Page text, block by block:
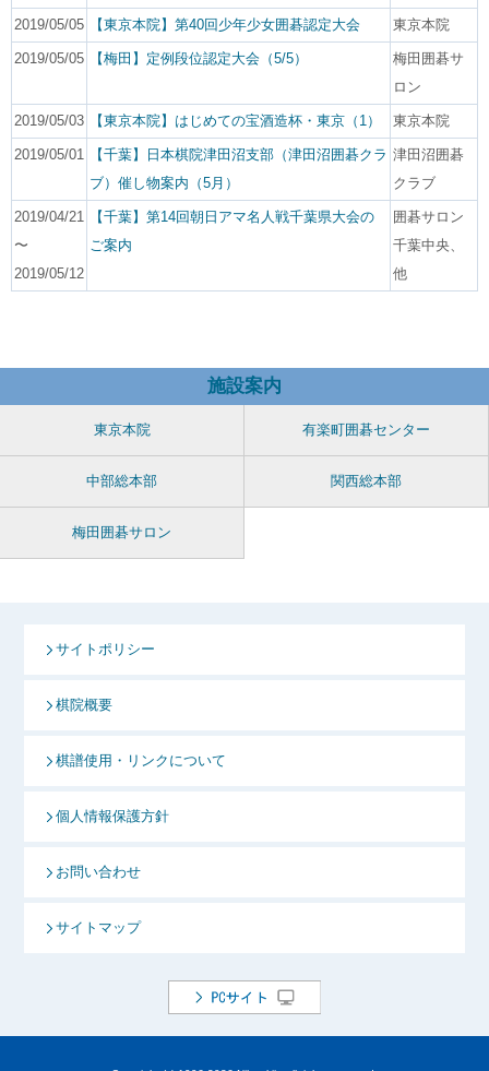
2019/05/05 【東京本院】第40回少年少女囲碁認定大会 東京本院
2019/05/05 【梅田】定例段位認定大会（5/5）
梅田囲碁サ
ロン
2019/05/03 【東京本院】はじめての宝酒造杯・東京（1） 東京本院
2019/05/01
【千葉】日本棋院津田沼支部（津田沼囲碁クラ
ブ）催し物案内（5月）
津田沼囲碁
クラブ
2019/04/21
〜
2019/05/12
【千葉】第14回朝日アマ名人戦千葉県大会の
ご案内
囲碁サロン
千葉中央、
他
施設案内
東京本院 有楽町囲碁センター
中部総本部 関西総本部
梅田囲碁サロン
サイトポリシー
棋院概要
棋譜使用・リンクについて
個人情報保護方針
お問い合わせ
サイトマップ